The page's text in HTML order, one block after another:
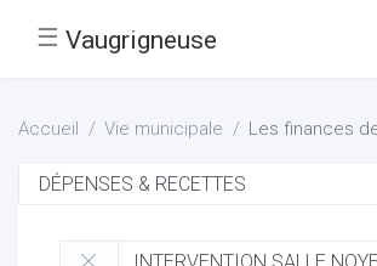
☰ Vaugrigneuse
Accueil Vie municipale Les finances